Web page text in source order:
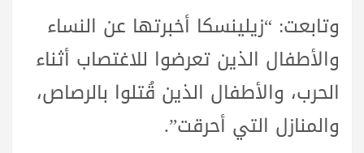
وتابعت: “زيلينسكا أخبرتها عن النساء
والأطفال الذين تعرضوا للاغتصاب أثناء
الحرب، والأطفال الذين قُتلوا بالرصاص،
والمنازل التي أحرقت”.